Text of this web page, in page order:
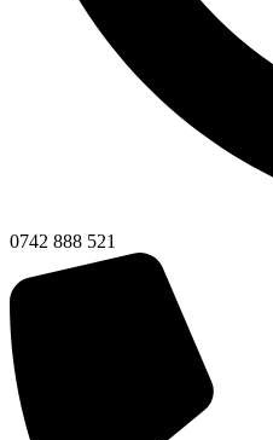
0742 888 521